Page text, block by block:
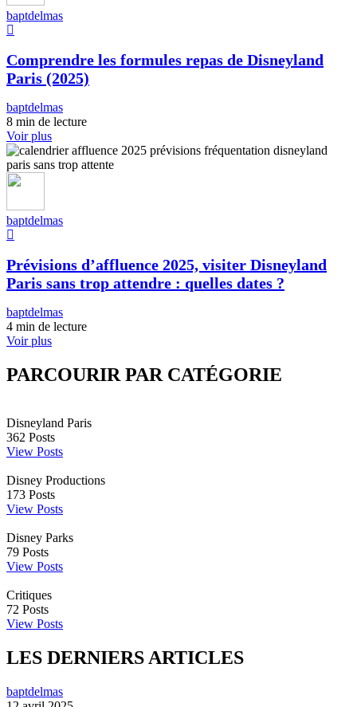
baptdelmas
Comprendre les formules repas de Disneyland
Paris (2025)
baptdelmas
8 min de lecture
Voir plus
baptdelmas
Prévisions d’affluence 2025, visiter Disneyland
Paris sans trop attendre : quelles dates ?
baptdelmas
4 min de lecture
Voir plus
PARCOURIR PAR CATÉGORIE
Disneyland Paris
362 Posts
View Posts
Disney Productions
173 Posts
View Posts
Disney Parks
79 Posts
View Posts
Critiques
72 Posts
View Posts
LES DERNIERS ARTICLES
baptdelmas